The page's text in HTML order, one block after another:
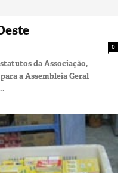
0
da Associação,
a Assembleia Geral